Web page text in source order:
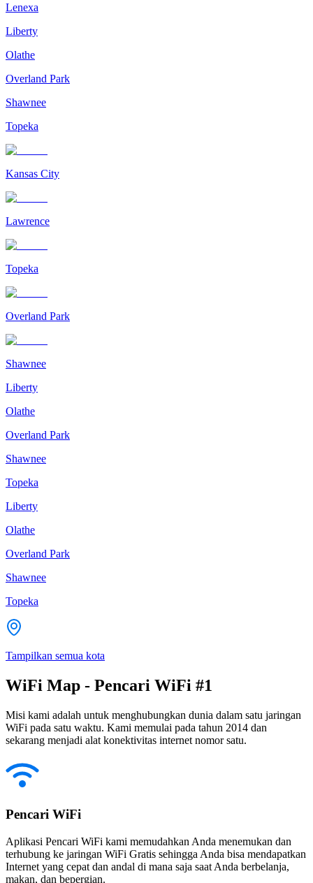
Lenexa
Liberty
Olathe
Overland Park
Shawnee
Topeka
Kansas City
Lawrence
Topeka
Overland Park
Shawnee
Liberty
Olathe
Overland Park
Shawnee
Topeka
Liberty
Olathe
Overland Park
Shawnee
Topeka
Tampilkan semua kota
WiFi Map - Pencari WiFi #1
Misi kami adalah untuk menghubungkan dunia dalam satu jaringan
WiFi pada satu waktu. Kami memulai pada tahun 2014 dan
sekarang menjadi alat konektivitas internet nomor satu.
Pencari WiFi
Aplikasi Pencari WiFi kami memudahkan Anda menemukan dan
terhubung ke jaringan WiFi Gratis sehingga Anda bisa mendapatkan
Internet yang cepat dan andal di mana saja saat Anda berbelanja,
makan, dan bepergian.